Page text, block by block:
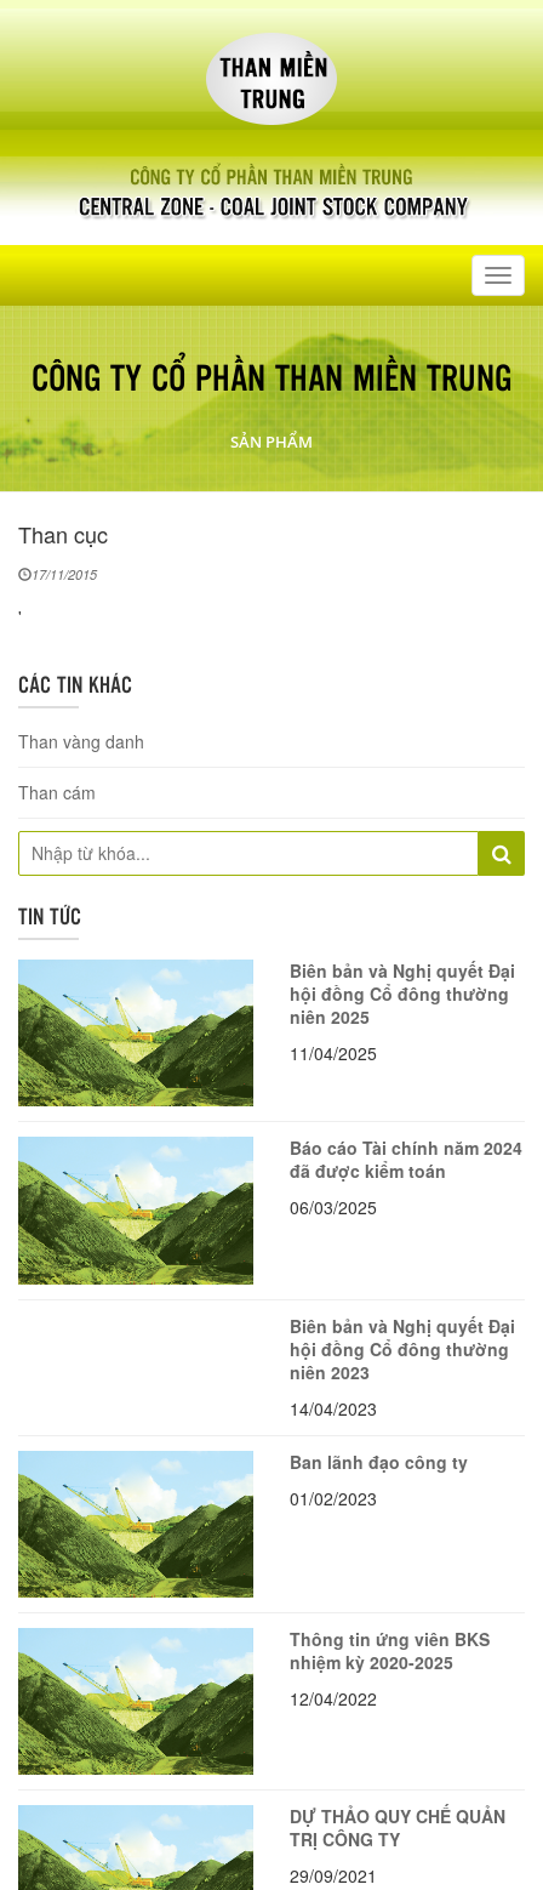
CÔNG TY CỔ PHẦN THAN MIỀN TRUNG
SẢN PHẨM
Than cục
17/11/2015
'
CÁC TIN KHÁC
Than vàng danh
Than cám
TIN TỨC
Biên bản và Nghị quyết Đại
hội đồng Cổ đông thường
niên 2025
11/04/2025
Báo cáo Tài chính năm 2024
đã được kiểm toán
06/03/2025
Biên bản và Nghị quyết Đại
hội đồng Cổ đông thường
niên 2023
14/04/2023
Ban lãnh đạo công ty
01/02/2023
Thông tin ứng viên BKS
nhiệm kỳ 2020-2025
12/04/2022
DỰ THẢO QUY CHẾ QUẢN
TRỊ CÔNG TY
29/09/2021